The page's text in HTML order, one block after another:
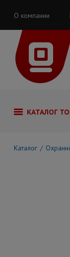
О компании
КАТАЛОГ
Каталог